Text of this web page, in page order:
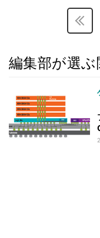
編集部が選ぶ